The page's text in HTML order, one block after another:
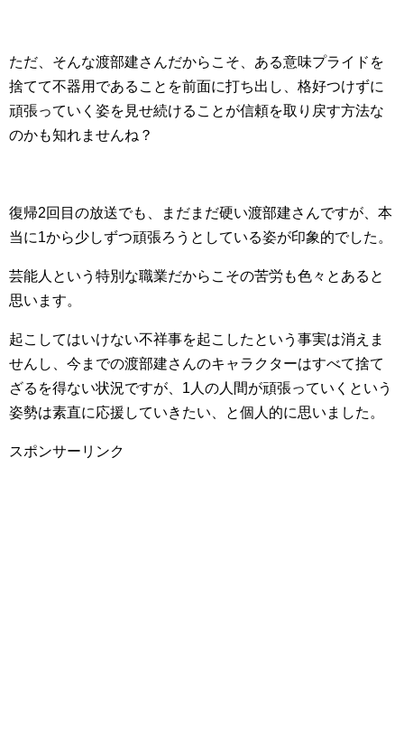
ただ、そんな渡部建さんだからこそ、ある意味プライドを
捨てて不器用であることを前面に打ち出し、格好つけずに
頑張っていく姿を見せ続けることが信頼を取り戻す方法な
のかも知れませんね？
復帰2回目の放送でも、まだまだ硬い渡部建さんですが、本
当に1から少しずつ頑張ろうとしている姿が印象的でした。
芸能人という特別な職業だからこその苦労も色々とあると
思います。
起こしてはいけない不祥事を起こしたという事実は消えま
せんし、今までの渡部建さんのキャラクターはすべて捨て
ざるを得ない状況ですが、1人の人間が頑張っていくという
姿勢は素直に応援していきたい、と個人的に思いました。
スポンサーリンク